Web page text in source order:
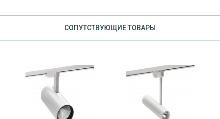
CОПУТСТВУЮЩИЕ ТОВАРЫ